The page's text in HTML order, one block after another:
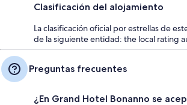
Clasificación del alojamiento
La clasificación oficial por estrellas de
de la siguiente entidad: the local rating
Preguntas frecuentes
¿En Grand Hotel Bonanno se